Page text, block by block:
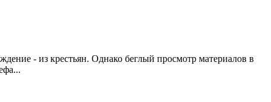
- из крестьян. Однако беглый просмотр материалов в